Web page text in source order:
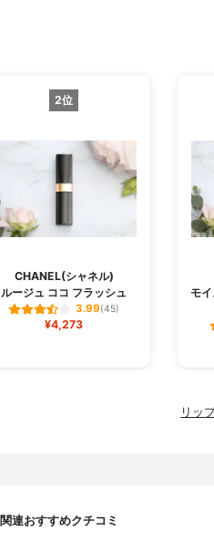
2位
CHANEL(シャネル)
ルージュ ココ フラッシュ
3.99(45)
¥4,273
モ
リッ
関連おすすめクチコミ